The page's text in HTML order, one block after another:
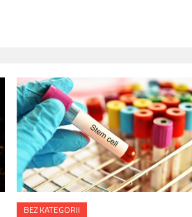
BEZ KATEGORII